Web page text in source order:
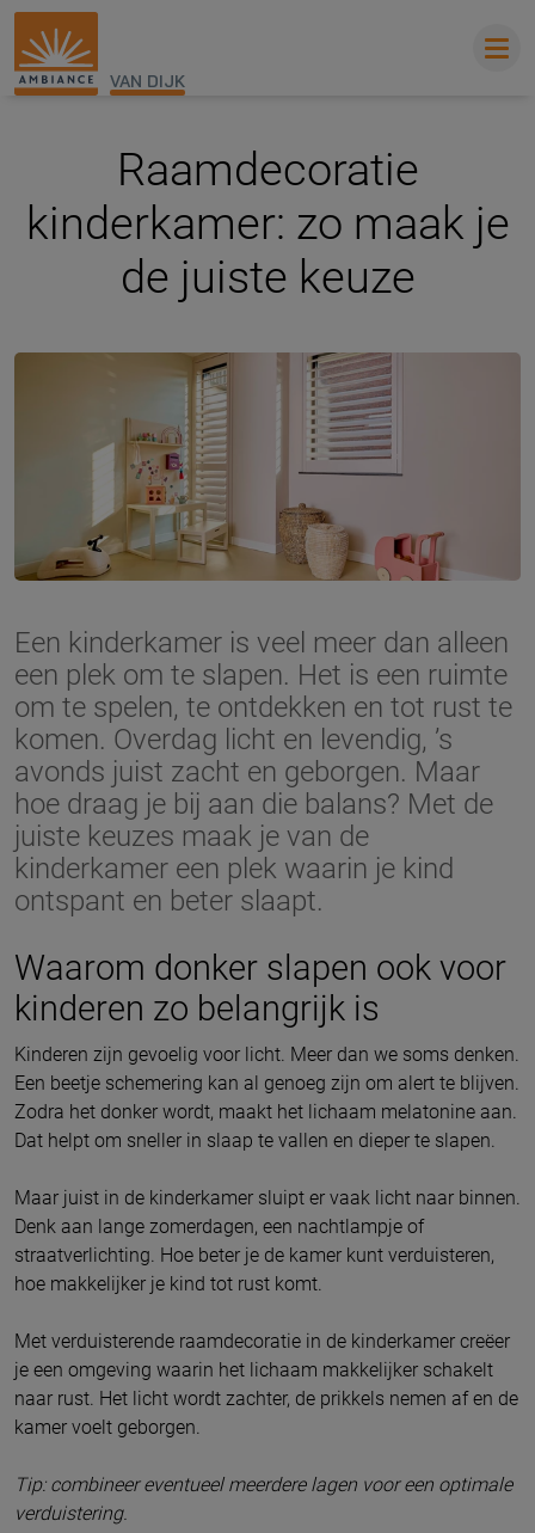
VAN DIJK
Raamdecoratie
kinderkamer: zo maak je
de juiste keuze
Een kinderkamer is veel meer dan alleen
een plek om te slapen. Het is een ruimte
om te spelen, te ontdekken en tot rust te
komen. Overdag licht en levendig, ’s
avonds juist zacht en geborgen. Maar
hoe draag je bij aan die balans? Met de
juiste keuzes maak je van de
kinderkamer een plek waarin je kind
ontspant en beter slaapt.
Waarom donker slapen ook voor
kinderen zo belangrijk is
Kinderen zijn gevoelig voor licht. Meer dan we soms denken.
Een beetje schemering kan al genoeg zijn om alert te blijven.
Zodra het donker wordt, maakt het lichaam melatonine aan.
Dat helpt om sneller in slaap te vallen en dieper te slapen.
Maar juist in de kinderkamer sluipt er vaak licht naar binnen.
Denk aan lange zomerdagen, een nachtlampje of
straatverlichting. Hoe beter je de kamer kunt verduisteren,
hoe makkelijker je kind tot rust komt.
Met verduisterende raamdecoratie in de kinderkamer creëer
je een omgeving waarin het lichaam makkelijker schakelt
naar rust. Het licht wordt zachter, de prikkels nemen af en de
kamer voelt geborgen.
Tip: combineer eventueel meerdere lagen voor een optimale
verduistering.